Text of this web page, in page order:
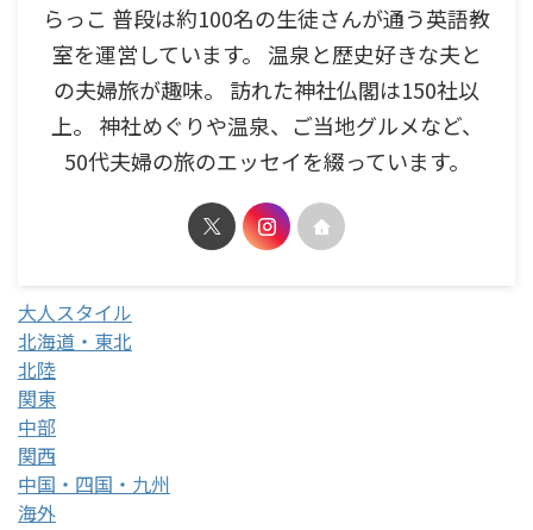
らっこ 普段は約100名の生徒さんが通う英語教
室を運営しています。 温泉と歴史好きな夫と
の夫婦旅が趣味。 訪れた神社仏閣は150社以
上。 神社めぐりや温泉、ご当地グルメなど、
50代夫婦の旅のエッセイを綴っています。
大人スタイル
北海道・東北
北陸
関東
中部
関西
中国・四国・九州
海外